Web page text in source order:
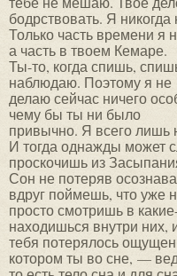
бодрствовать. Я
Только часть времени я
а часть в твоем Кемаре.
Ты-то, когда спишь,
наблюдаю. Поэтому я не
делаю сейчас ничего
чему бы ты ни было
привычно. Я всего лишь
И тогда однажды может
проскочишь из
Сон не потеряв
вдруг поймешь, что уже
просто смотришь в
находишься внутри них,
тебя потерялось
котором ты во сне, —